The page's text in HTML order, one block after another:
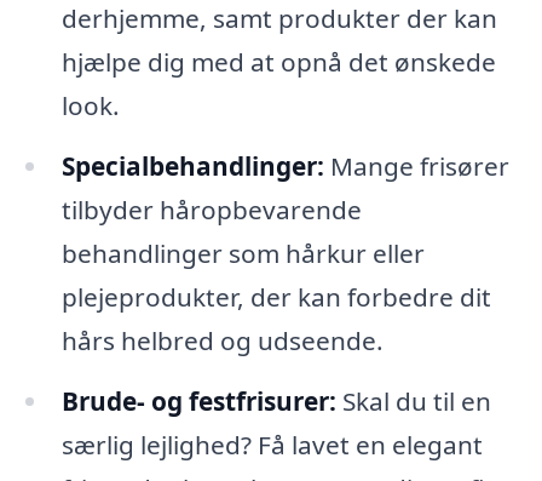
derhjemme, samt produkter der kan
hjælpe dig med at opnå det ønskede
look.
Specialbehandlinger: Mange frisører
tilbyder håropbevarende
behandlinger som hårkur eller
plejeprodukter, der kan forbedre dit
hårs helbred og udseende.
Brude- og festfrisurer: Skal du til en
særlig lejlighed? Få lavet en elegant